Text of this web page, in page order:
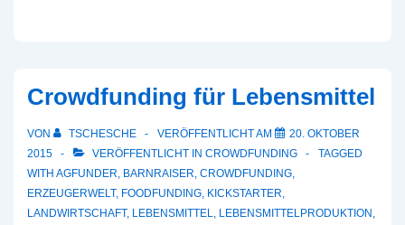
Crowdfunding für Lebensmittel
VON TSCHESCHE VERÖFFENTLICHT AM
20. OKTOBER
2015
VERÖFFENTLICHT IN CROWDFUNDING
TAGGED
WITH AGFUNDER, BARNRAISER, CROWDFUNDING,
ERZEUGERWELT, FOODFUNDING, KICKSTARTER,
LANDWIRTSCHAFT, LEBENSMITTEL, LEBENSMITTELPRODUKTION,